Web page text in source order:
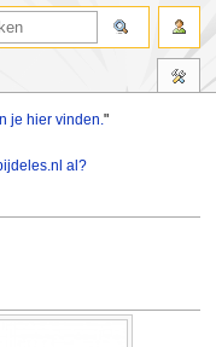
je hier vinden."
al?